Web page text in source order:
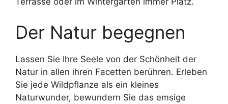
Der Natur begegnen
Lassen Sie Ihre Seele von der Schönheit der
Natur in allen ihren Facetten berühren. Erleben
Sie jede Wildpflanze als ein kleines
Naturwunder, bewundern Sie das emsige